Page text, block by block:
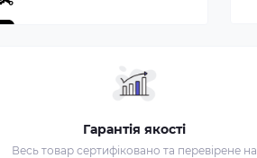
Гарантія якості
Весь товар сертифіковано та перевірене на